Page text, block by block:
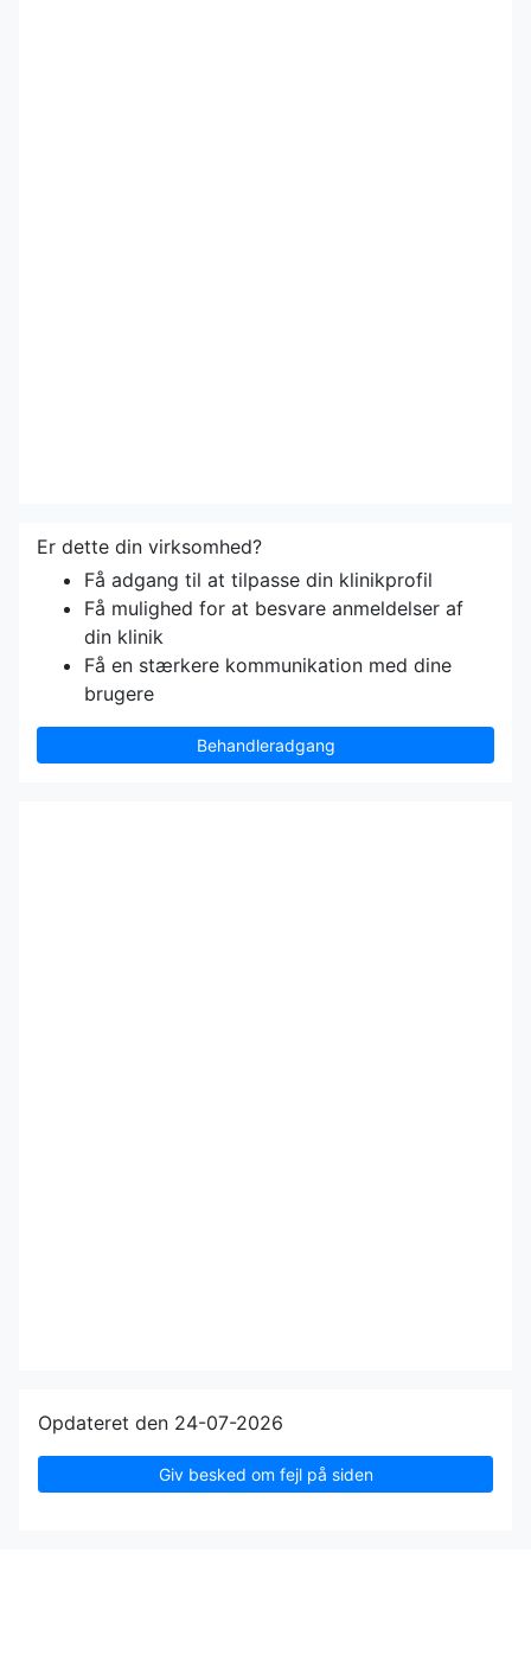
Er dette din virksomhed?
Få adgang til at tilpasse din klinikprofil
Få mulighed for at besvare anmeldelser af
din klinik
Få en stærkere kommunikation med dine
brugere
Behandleradgang
Opdateret den 24-07-2026
Giv besked om fejl på siden